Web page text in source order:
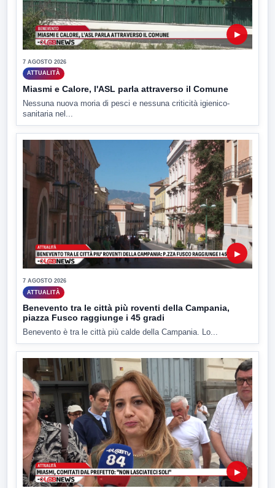
▶
7 AGOSTO 2026
ATTUALITÀ
Miasmi e Calore, l'ASL parla attraverso il Comune
Nessuna nuova moria di pesci e nessuna criticità igienico-
sanitaria nel...
▶
7 AGOSTO 2026
ATTUALITÀ
Benevento tra le città più roventi della Campania,
piazza Fusco raggiunge i 45 gradi
Benevento è tra le città più calde della Campania. Lo...
▶